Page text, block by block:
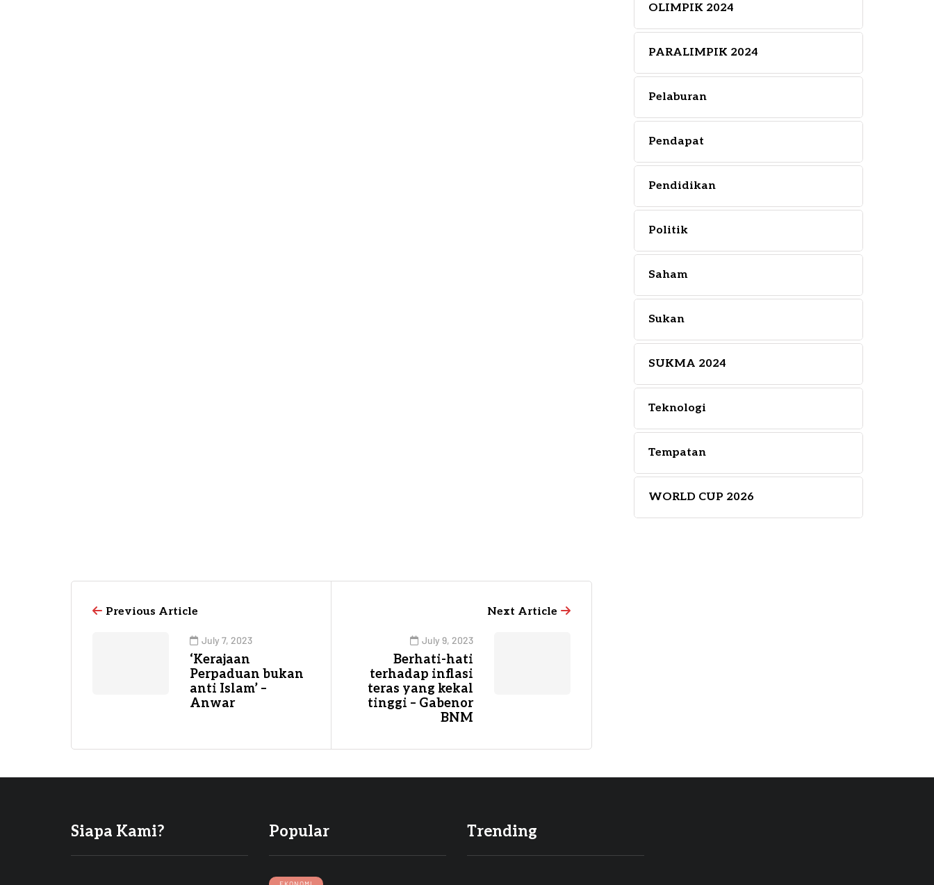
OLIMPIK 2024
PARALIMPIK 2024
Pelaburan
Pendapat
Pendidikan
Politik
Saham
Sukan
SUKMA 2024
Teknologi
Tempatan
WORLD CUP 2026
Previous Article
July 7, 2023
‘Kerajaan
Perpaduan bukan
anti Islam’ –
Anwar
Next Article
July 9, 2023
Berhati-hati
terhadap inflasi
teras yang kekal
tinggi – Gabenor
BNM
Siapa Kami? Popular Trending